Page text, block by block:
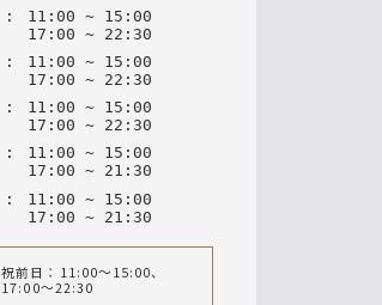
: 11 : 00 ~ 15 : 00
17 : 00 ~ 22 : 30
: 11 : 00 ~ 15 : 00
17 : 00 ~ 22 : 30
: 11 : 00 ~ 15 : 00
17 : 00 ~ 22 : 30
: 11 : 00 ~ 15 : 00
17 : 00 ~ 21 : 30
: 11 : 00 ~ 15 : 00
17 : 00 ~ 21 : 30
祝前日：11:00〜15:00、
17:00〜22:30